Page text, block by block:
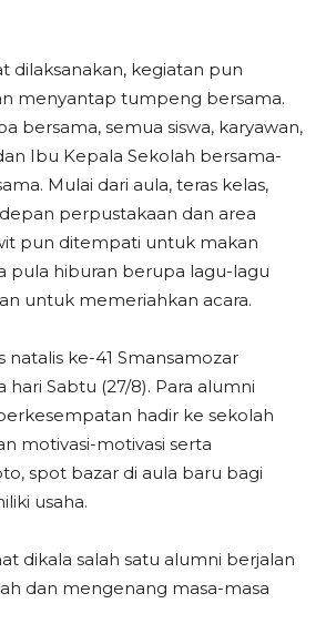
dilaksanakan, kegiatan pun
menyantap tumpeng bersama.
bersama, semua siswa, karyawan,
Ibu Kepala Sekolah bersama-
Mulai dari aula, teras kelas,
perpustakaan dan area
pun ditempati untuk makan
pula hiburan berupa lagu-lagu
untuk memeriahkan acara.
natalis ke-41 Smansamozar
Sabtu (27/8). Para alumni
hadir ke sekolah
motivasi-motivasi serta
spot bazar di aula baru bagi
usaha.
dikala salah satu alumni berjalan
dan mengenang masa-masa